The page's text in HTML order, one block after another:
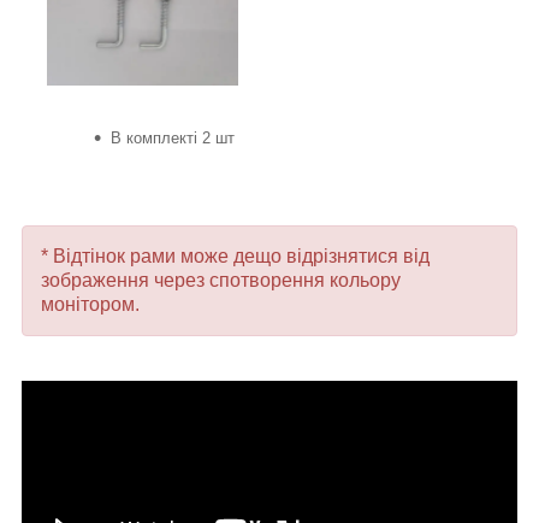
В комплекті 2 шт
* Відтінок рами може дещо відрізнятися від
зображення через спотворення кольору
монітором.